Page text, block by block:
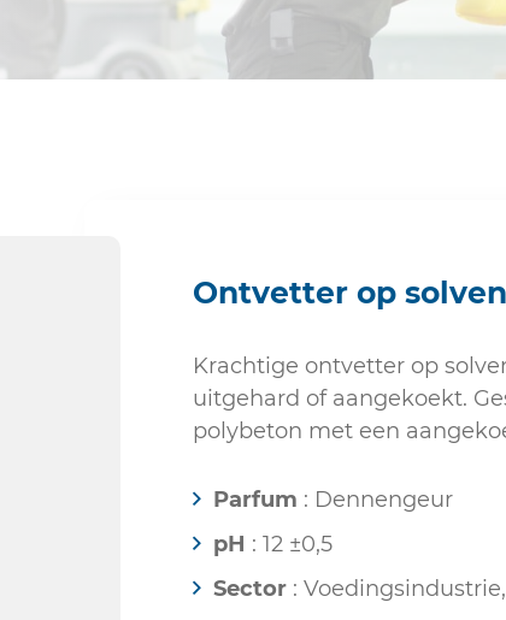
Ontvetter op
Krachtige ontvetter op
uitgehard of aangekoekt.
polybeton met een
Parfum : Dennengeur
pH : 12 ±0,5
Sector :